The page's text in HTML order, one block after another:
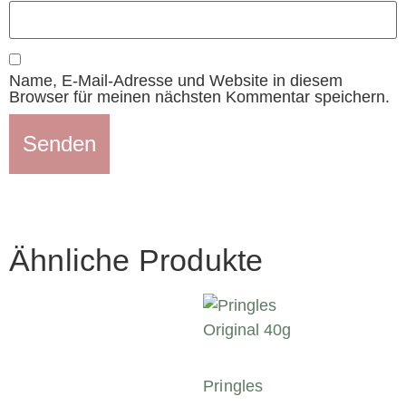
Name, E-Mail-Adresse und Website in diesem
Browser für meinen nächsten Kommentar speichern.
Ähnliche Produkte
Pringles